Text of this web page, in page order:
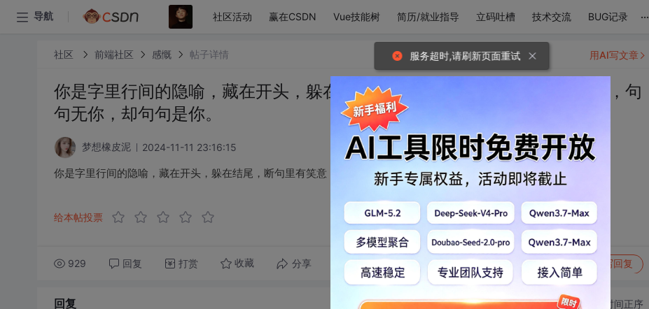
导航 社区活动 赢在CSDN Vue技能树 简历/就业指导 立码吐槽 技术交流 BUG记录 ...
社区 前端社区 感慨 帖子详情
你是字里行间的隐喻，藏在开头，躲在结尾，断句里有笑意，韵脚里有深情，句
句无你，却句句是你。
梦想橡皮泥 2024-11-11 23:16:15
你是字里行间的隐喻，藏在开头，躲在结尾，断句里有笑意，韵脚里有深情，句句无你，却句句是你。
给本帖投票
929 回复 打赏 收藏 分享 转发到动态 举报 写回复
用AI写文章
回复 切换为时间正序
服务超时,请刷新页面重试